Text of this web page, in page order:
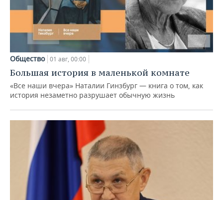
Общество 01 авг, 00:00
Большая история в маленькой комнате
«Все наши вчера» Наталии Гинзбург — книга о том, как
история незаметно разрушает обычную жизнь